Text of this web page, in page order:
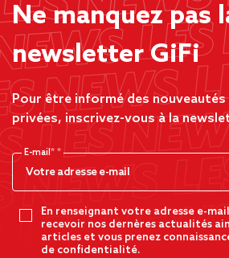
Ne manquez pas
newsletter GiFi
Pour être informé des
privées, inscrivez-vous à la
E-mail*
En renseignant votre adresse e-
recevoir nos dernères actualités
articles et vous prenez
de confidentialité.